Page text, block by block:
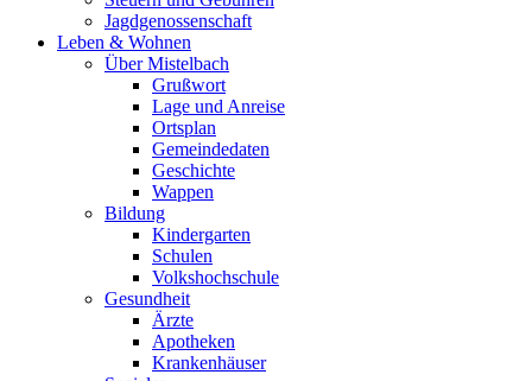
Jagdgenossenschaft
Leben & Wohnen
Über Mistelbach
Grußwort
Lage und Anreise
Ortsplan
Gemeindedaten
Geschichte
Wappen
Bildung
Kindergarten
Schulen
Volkshochschule
Gesundheit
Ärzte
Apotheken
Krankenhäuser